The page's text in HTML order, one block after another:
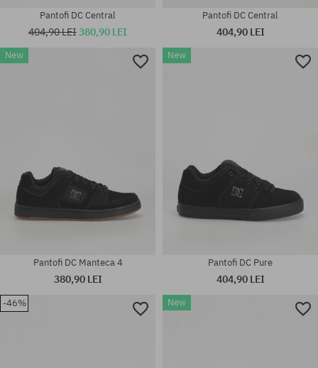
Mărimi existente:
Pantofi DC Central
404,90 LEI380,90 LEI
Pantofi DC Central
404,90 LEI
New
Pantofi DC Manteca 4
380,90 LEI
New
Pantofi DC Pure
404,90 LEI
-46% New